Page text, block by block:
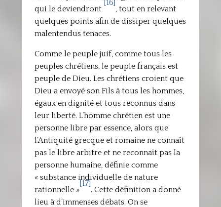
qui le deviendront
[16]
, tout en relevant
quelques points afin de dissiper quelques
malentendus tenaces.
Comme le peuple juif, comme tous les
peuples chrétiens, le peuple français est
peuple de Dieu. Les chrétiens croient que
Dieu a envoyé son Fils à tous les hommes,
égaux en dignité et tous reconnus dans
leur liberté. L’homme chrétien est une
personne libre par essence, alors que
l’Antiquité grecque et romaine ne connaît
pas le libre arbitre et ne reconnaît pas la
personne humaine, définie comme
« substance individuelle de nature
rationnelle »
[17]
. Cette définition a donné
lieu à d’immenses débats. On se